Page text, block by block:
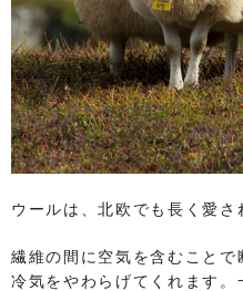
ウールは、北欧でも長く愛さ
繊維の間に空気を含むこと
冷気をやわらげてくれます